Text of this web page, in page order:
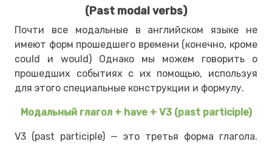
(Past modal verbs)
Почти все модальные в английском языке не
имеют форм прошедшего времени (конечно, кроме
could и would) Однако мы можем говорить о
прошедших событиях с их помощью, используя
для этого специальные конструкции и формулу.
Модальный глагол + have + V3 (past participle)
V3 (past participle) — это третья форма глагола.